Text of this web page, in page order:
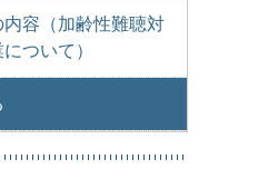
内容（加齢性難聴対
ついて）